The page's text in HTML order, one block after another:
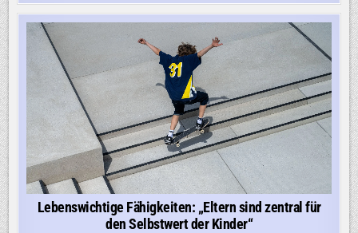
Lebenswichtige Fähigkeiten: „Eltern sind zentral für
den Selbstwert der Kinder“